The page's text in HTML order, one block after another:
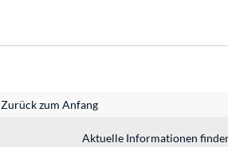
Zurück zum Anfang
Aktuelle Informationen